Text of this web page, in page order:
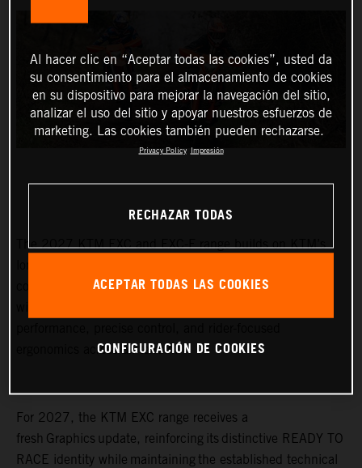
The 2027 KTM EXC and EXC-F range builds on KTM’s
competition. Developed through years of championship-
ergonomics across all terrain.
For 2027, the KTM EXC range receives a
fresh Graphics update, reinforcing its distinctive READY TO
RACE identity while maintaining the established technical
Al hacer clic en “Aceptar todas las cookies”, usted da
su consentimiento para el almacenamiento de cookies
en su dispositivo para mejorar la navegación del sitio,
analizar el uso del sitio y apoyar nuestros esfuerzos de
marketing. Las cookies también pueden rechazarse.
Privacy Policy Impresión
RECHAZAR TODAS
ACEPTAR TODAS LAS COOKIES
CONFIGURACIÓN DE COOKIES